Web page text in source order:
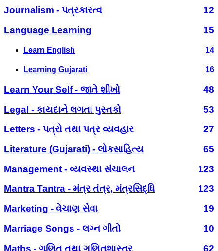
Journalism - પત્રકારત્વ
12
Language Learning
15
Learn English 14
Learning Gujarati 16
Learn Your Self - જાતે શીખો
48
Legal - કાયદાને લગતા પુસ્તકો
53
Letters - પત્રો તથા પત્ર વ્યવહાર
27
Literature (Gujarati) - લોકસાહિત્ય
65
Management - વ્યવસ્થા સંચાલન
123
Mantra Tantra - મંત્ર તંત્ર, મંત્રસિદ્ધિ
123
Marketing - વેચાણ સેવા
19
Marriage Songs - લગ્ન ગીતો
10
Maths - ગણિત તથા ગણિતશાસ્ત્ર
62